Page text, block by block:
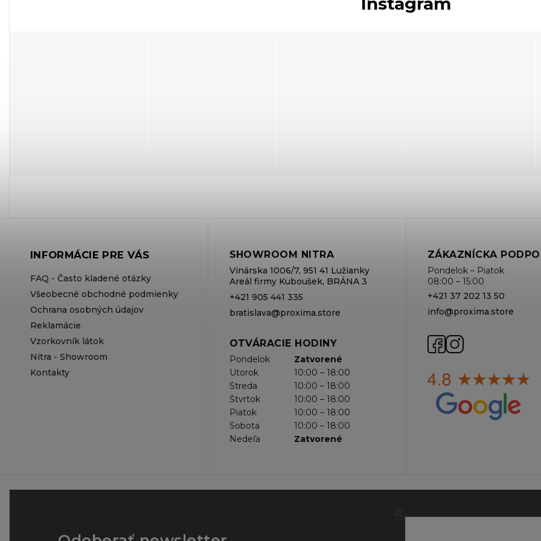
INFORMÁCIE PRE VÁS
FAQ - Často kladené otázky
Všeobecné obchodné podmienky
Ochrana osobných údajov
Reklamácie
Vzorkovník látok
Nitra - Showroom
Kontakty
SHOWROOM NITRA
Vinárska 1006/7, 951 41 Lužianky
Areál firmy Kuboušek, BRÁNA 3
+421 905 441 335
bratislava@proxima.store
OTVÁRACIE HODINY
Pondelok
Zatvorené
Utorok
10:00 – 18:00
Streda
10:00 – 18:00
Štvrtok
10:00 – 18:00
Piatok
10:00 – 18:00
Sobota
10:00 – 18:00
Nedeľa
Zatvorené
ZÁKAZNÍCKA
Pondelok – Piatok
08:00 – 15:00
+421 37 202 13 50
info@proxima.store